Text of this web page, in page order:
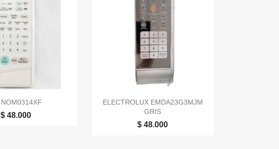
Vista rápida
$ 48.000
Vista rápida
ELECTROLUX EMDA23G3MJM
GRIS
$ 48.000